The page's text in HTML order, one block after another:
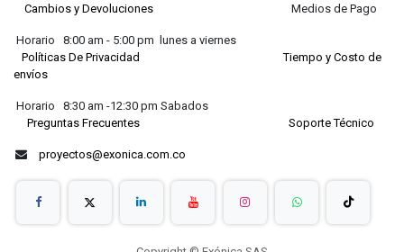
Cambios y Devoluciones Medios de Pago
Horario 8:00 am - 5:00 pm lunes a viernes
Políticas De Privacidad
Tiempo y Costo de
envíos
Horario 8:30 am -12:30 pm Sabados
Preguntas Frecuentes
Soporte Técnico
proyectos@exonica.com.co